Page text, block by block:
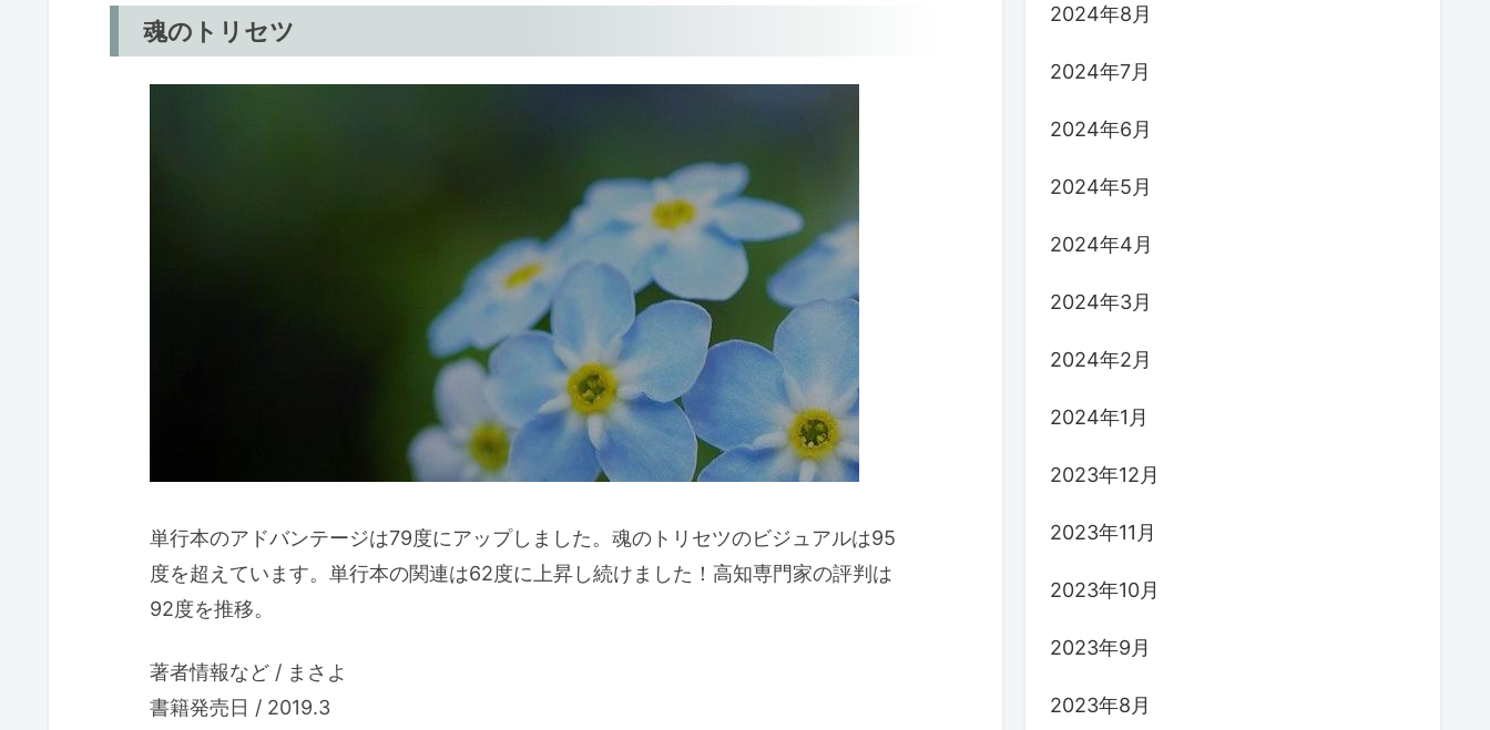
魂のトリセツ
単行本のアドバンテージは79度にアップしました。魂のトリセツのビジュアルは95
度を超えています。単行本の関連は62度に上昇し続けました！高知専門家の評判は
92度を推移。
著者情報など / まさよ
書籍発売日 / 2019.3
2024年8月
2024年7月
2024年6月
2024年5月
2024年4月
2024年3月
2024年2月
2024年1月
2023年12月
2023年11月
2023年10月
2023年9月
2023年8月